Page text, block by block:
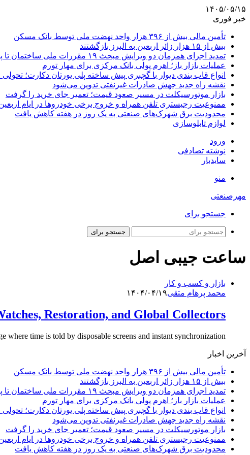
۱۴۰۵/۰۵/۱۵
خبر فوری
تأمین مالی بیش از ۳۹۶ هزار واحد نهضت ملی توسط بانک مسکن
بیش از ۱۵ هزار زائر اربعین به البرز بازگشتند
تمدید اجرای همزمان دو ویرایش مبحث ۱۹ مقررات ملی ساختمان تا پایان سال
عملیات بازار باز؛ اهرم پولی بانک مرکزی برای مهار تورم
انواع قاب بندی دیوار با گچبری پیش ساخته پلی یورتان دکارت؛
نقشه راه جدید جهش صادرات غیرنفتی تدوین می‌شود
بازار موتورسیکلت در مسیر صعود قیمت؛ تعمیر جای خرید را گرفت
ممنوعیت رجیستری تلفن همراه و خروج برخی خودروها در ایام
محدودیت برق شهرک‌های صنعتی به یک روز در هفته کاهش یافت
لوازم تابلوسازی
ورود
نوشته تصادفی
سایدبار
منو
مهرصنعتی
جستجو برای
جستجو برای
ساعت جیبی اصل
بازار و کسب و کار
محمد پرهام متقی۱۴۰۴/۰۴/۱۹
Restoration, and Global Collectors
time is told by disposable screens and instant synchronization,…
آخرین اخبار
تأمین مالی بیش از ۳۹۶ هزار واحد نهضت ملی توسط بانک مسکن
بیش از ۱۵ هزار زائر اربعین به البرز بازگشتند
تمدید اجرای همزمان دو ویرایش مبحث ۱۹ مقررات ملی ساختمان تا پایان سال
عملیات بازار باز؛ اهرم پولی بانک مرکزی برای مهار تورم
انواع قاب بندی دیوار با گچبری پیش ساخته پلی یورتان دکارت؛
نقشه راه جدید جهش صادرات غیرنفتی تدوین می‌شود
بازار موتورسیکلت در مسیر صعود قیمت؛ تعمیر جای خرید را گرفت
ممنوعیت رجیستری تلفن همراه و خروج برخی خودروها در ایام
محدودیت برق شهرک‌های صنعتی به یک روز در هفته کاهش یافت